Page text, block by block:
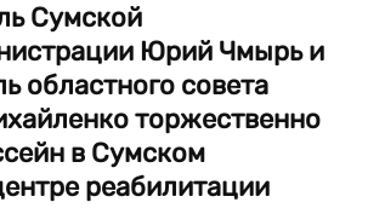
Сумской
Юрий Чмырь и
областного совета
торжественно
в Сумском
реабилитации